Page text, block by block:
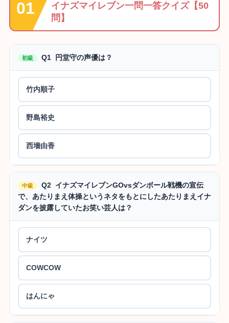
イナズマイレブン一問一答クイズ【50
問】
初級 Q1 円堂守の声優は？
竹内順子
野島裕史
西墻由香
中級
Q2 イナズマイレブンGOvsダンボール戦機の宣伝
で、あたりまえ体操というネタをもとにしたあたりまえイナ
ダンを披露していたお笑い芸人は？
ナイツ
COWCOW
はんにゃ